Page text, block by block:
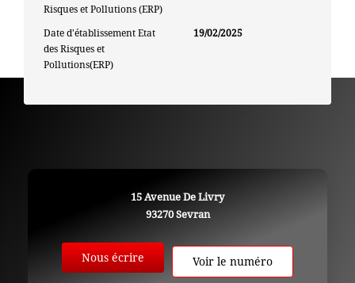
Risques et Pollutions (ERP)
Date d'établissement Etat
des Risques et
Pollutions(ERP)
19/02/2025
15 Avenue De Livry
93270Sevran
Nous écrire Voir le numéro